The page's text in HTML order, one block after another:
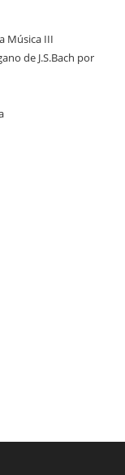
Música III
de J.S.Bach por